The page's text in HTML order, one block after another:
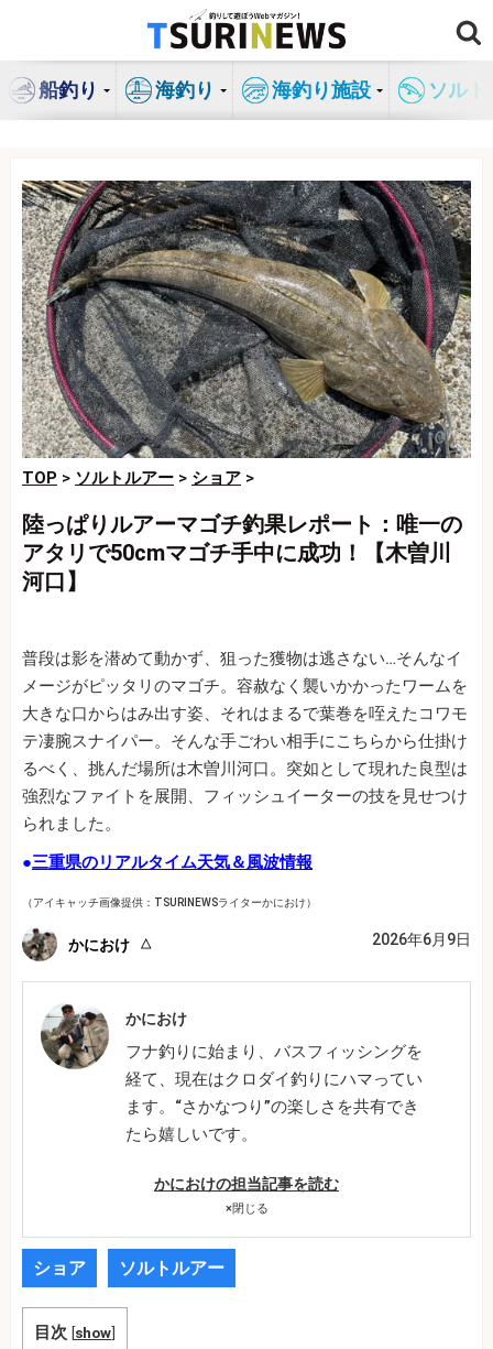
ン
船釣り 海釣り 海釣り施設 ソル
TOP > ソルトルアー > ショア >
陸っぱりルアーマゴチ釣果レポート：唯一の
アタリで50cmマゴチ手中に成功！【木曽川
河口】
普段は影を潜めて動かず、狙った獲物は逃さない…そんなイ
メージがピッタリのマゴチ。容赦なく襲いかかったワームを
大きな口からはみ出す姿、それはまるで葉巻を咥えたコワモ
テ凄腕スナイパー。そんな手ごわい相手にこちらから仕掛け
るべく、挑んだ場所は木曽川河口。突如として現れた良型は
強烈なファイトを展開、フィッシュイーターの技を見せつけ
られました。
●三重県のリアルタイム天気＆風波情報
（アイキャッチ画像提供：TSURINEWSライターかにおけ）
かにおけ 2026年6月9日
かにおけ
フナ釣りに始まり、バスフィッシングを
経て、現在はクロダイ釣りにハマってい
ます。“さかなつり”の楽しさを共有でき
たら嬉しいです。
かにおけの担当記事を読む
×閉じる
ショア ソルトルアー
目次 [show]